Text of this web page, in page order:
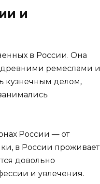
и
в России. Она
древними ремеслами и
кузнечным делом,
России — от
в России проживает
довольно
и увлечения.